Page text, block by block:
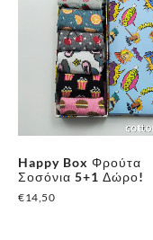
Happy Box Φρούτα
Σοσόνια 5+1 Δώρο!
€14,50